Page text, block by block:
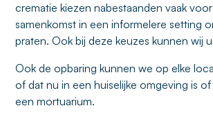
crematie kiezen nabestaanden vaak
samenkomst in een informelere setting
praten. Ook bij deze keuzes kunnen wij
Ook de opbaring kunnen we op elke
of dat nu in een huiselijke omgeving is
een mortuarium.